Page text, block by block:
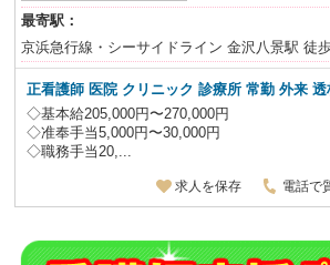
最寄駅：
京浜急行線・シーサイドライン 金沢八景駅 徒
正看護師 医院 クリニック 診療所 常勤 外来 透
◇基本給205,000円〜270,000円
◇准奉手当5,000円〜30,000円
◇職務手当20,...
求人を保存 電話で